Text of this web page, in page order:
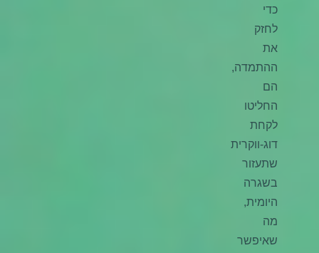
כדי
לחזק
את
ההתמדה,
הם
החליטו
לקחת
דוג-ווקרית
שתעזור
בשגרה
היומית,
מה
שאיפשר